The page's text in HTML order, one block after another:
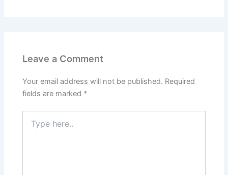
Leave a Comment
Your email address will not be published. Required
fields are marked *
here..